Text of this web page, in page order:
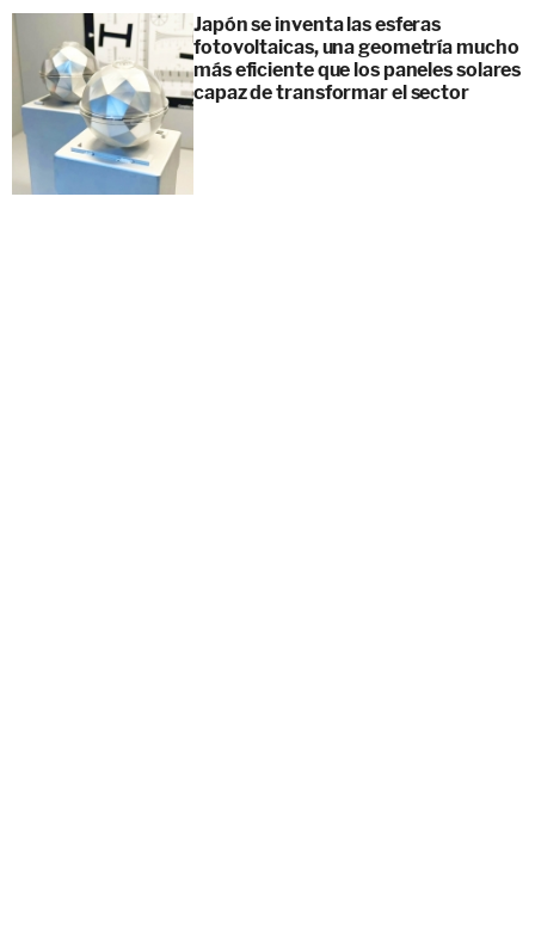
Japón se inventa las esferas
fotovoltaicas, una geometría mucho
más eficiente que los paneles solares
capaz de transformar el sector